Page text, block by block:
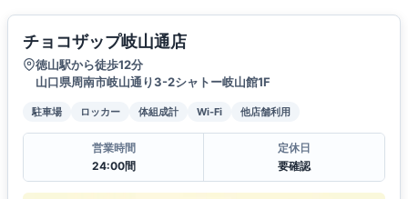
チョコザップ岐山通店
徳山駅から徒歩12分
山口県周南市岐山通り3-2シャトー岐山館1F
駐車場 ロッカー 体組成計 Wi-Fi 他店舗利用
営業時間
24:00間
定休日
要確認